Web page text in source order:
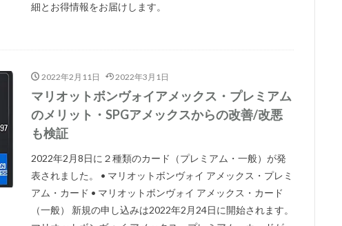
細とお得情報をお届けします。
2022年2月11日 2022年3月1日
マリオットボンヴォイアメックス・プレミアム
のメリット・SPGアメックスからの改善/改悪
も検証
2022年2月8日に２種類のカード（プレミアム・一般）が発
表されました。 • マリオットボンヴォイ アメックス・プレミ
アム・カード • マリオットボンヴォイ アメックス・カード
（一般） 新規の申し込みは2022年2月24日に開始されます。